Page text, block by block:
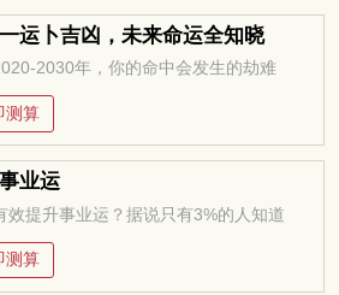
运卜吉凶，未来命运全知晓
2030年，你的命中会发生的劫难
测算
业运
效提升事业运？据说只有3%的人知道
测算